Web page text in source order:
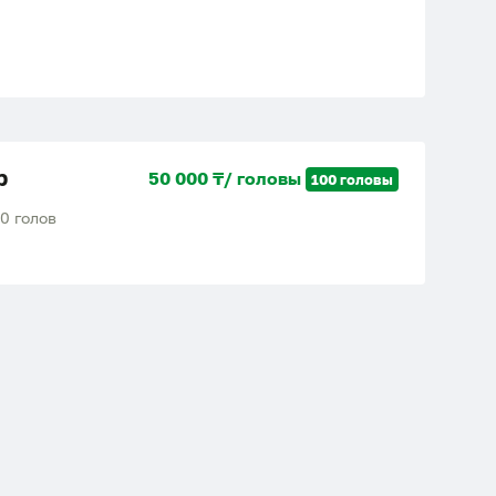
50 000 ₸/ головы 100 головы
голов